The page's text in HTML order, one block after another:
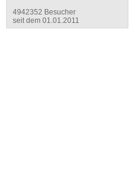
4942352 Besucher
seit dem 01.01.2011